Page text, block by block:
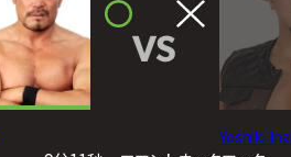
VS
Yoshiki